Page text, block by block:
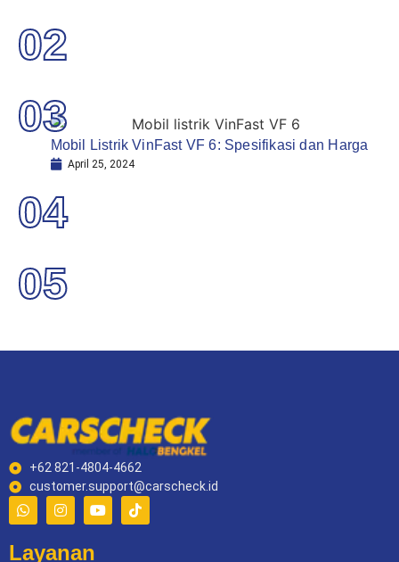
02
Mobil Listrik VinFast VF 6: Spesifikasi dan Harga
April 25, 2024
03
04
05
+62 821-4804-4662
customer.support@carscheck.id
Layanan